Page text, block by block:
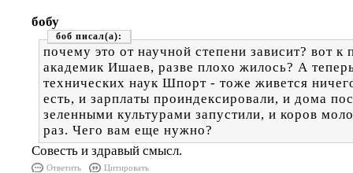
бобу
боб
почему это от научной степени зависит? вот к
академик Ишаев, разве плохо жилось? А
технических наук Шпорт - тоже живется
есть, и зарплаты проиндексировали, и дома
зеленными культурами запустили, и коров
раз. Чего вам еще нужно?
Совесть и здравый смысл.
Ответить Цитировать